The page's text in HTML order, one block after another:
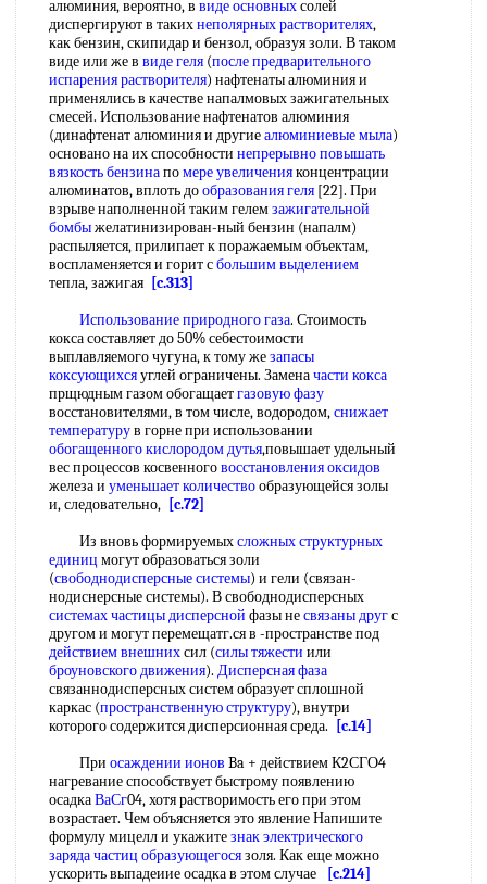
алюминия, вероятно, в виде основныхсолей
диспергируют в такихнеполярных растворителях,
как бензин, скипидар и бензол, образуя золи. В таком
виде или же в виде геля (после предварительного
испарения растворителя) нафтенаты алюминия и
применялись в качестве напалмовых зажигательных
смесей. Использование нафтенатов алюминия
(динафтенат алюминия и другиеалюминиевые мыла)
основано на их способности непрерывно повышать
вязкость бензинапомере увеличенияконцентрации
алюминатов, вплоть дообразования геля [22]. При
взрыве наполненной таким гелемзажигательной
бомбыжелатинизирован-ный бензин (напалм)
распыляется, прилипает к поражаемым объектам,
воспламеняется и горит сбольшим выделением
тепла, зажигая [c.313]
Использование природного газа. Стоимость
кокса составляет до 50% себестоимости
выплавляемого чугуна, к тому жезапасы
коксующихсяуглей ограничены. Заменачасти кокса
прщюдным газом обогащаетгазовую фазу
восстановителями, в том числе, водородом,снижает
температурув горне при использовании
обогащенного кислородом дутья,повышает удельный
вес процессов косвенноговосстановления оксидов
железа и уменьшает количествообразующейся золы
и, следовательно, [c.72]
Из вновь формируемыхсложных структурных
единиц могут образоваться золи
(свободнодисперсные системы) и гели (связан-
нодиснерсные системы). В свободнодисперсных
системах частицы дисперсной фазы несвязаны другс
другом и могут перемещатг.ся в -пространстве под
действием внешнихсил (силы тяжести или
броуновского движения). Дисперсная фаза
связаннодисперсных систем образует сплошной
каркас (пространственную структуру), внутри
которого содержится дисперсионная среда.
[c.14]
При осаждении ионов Ba + действием К2СГО4
нагревание способствует быстрому появлению
осадкаВаСг04, хотя растворимость его при этом
возрастает. Чем объясняется это явление Напишите
формулу мицелл и укажитезнак электрического
зарядачастиц образующегосязоля. Как еще можно
ускорить выпадеиие осадка в этом случае
[c.214]